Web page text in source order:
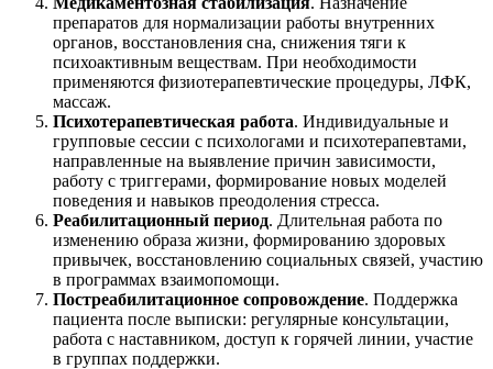
препаратов для нормализации работы внутренних
органов, восстановления сна, снижения тяги к
психоактивным веществам. При необходимости
применяются физиотерапевтические процедуры, ЛФК,
массаж.
Психотерапевтическая работа. Индивидуальные и
групповые сессии с психологами и психотерапевтами,
направленные на выявление причин зависимости,
работу с триггерами, формирование новых моделей
поведения и навыков преодоления стресса.
Реабилитационный период. Длительная работа по
изменению образа жизни, формированию здоровых
привычек, восстановлению социальных связей, участию
в программах взаимопомощи.
Постреабилитационное сопровождение. Поддержка
пациента после выписки: регулярные консультации,
работа с наставником, доступ к горячей линии, участие
в группах поддержки.